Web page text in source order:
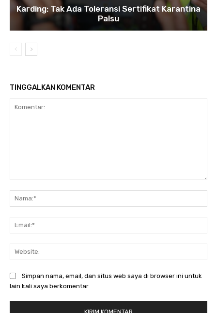
Karding: Tak Ada Toleransi Sertifikat Karantina
Palsu
TINGGALKAN KOMENTAR
Simpan nama, email, dan situs web saya di browser ini untuk
lain kali saya berkomentar.